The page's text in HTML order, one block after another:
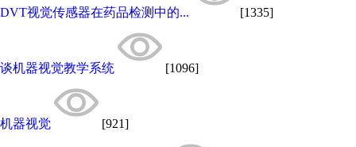
DVT视觉传感器在药品检测中的... [1335]
谈机器视觉教学系统 [1096]
机器视觉 [921]